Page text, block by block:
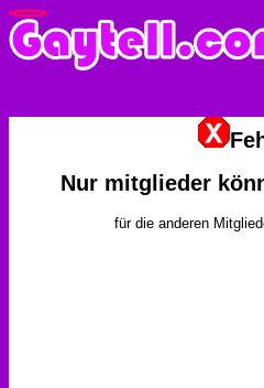
Nur mitglieder
für die anderen